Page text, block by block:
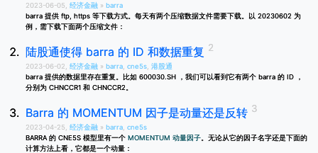
2023-06-05, 经济金融 » barra
barra 提供 ftp, https 等下载方式。每天有两个压缩数据文件需要下载。以 20230602 为
例，需下载下面两个压缩文件：
陆股通使得 barra 的 ID 和数据重复
2023-06-02, 经济金融 » barra cne5s 港股通
barra 提供的数据里存在重复。比如 600030.SH ，我们可以看到它有两个 barra 的 ID ，
分别为 CHNCCR1 和 CHNCCR2。
Barra 的 MOMENTUM 因子是动量还是反转
2023-04-25, 经济金融 » barra cne5s
BARRA 的 CNE5S 模型里有一个 MOMENTUM 动量因子 。无论从它的因子名字还是下面的
计算方法上看，它都是一个动量：